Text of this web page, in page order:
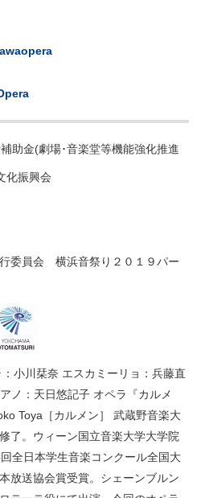
助金(劇場･音楽堂等機能強化推進
化振興会
委員会 横浜音祭り２０１９パー
小川栞奈 エスカミーリョ：兵藤直
：天日悠記子 オペラ『カルメ
Toya［カルメン］ 武蔵野音楽大
了。ウィーン国立音楽大学大学院
全日本学生音楽コンクール全国大
放送協会賞受賞。シェーンブルン